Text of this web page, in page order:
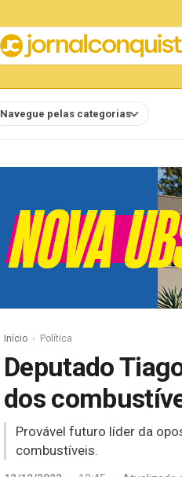
Navegue pelas categorias
Início Política
Deputado
dos
Provável futuro líder da
combustíveis.